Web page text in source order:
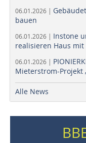
06.01.2026 |
bauen
06.01.2026 | Instone
realisieren Haus
06.01.2026 |
Mieterstrom-Projekt
Alle News